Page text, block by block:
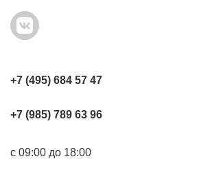
+7 (495) 684 57 47
+7 (985) 789 63 96
с 09:00 до 18:00